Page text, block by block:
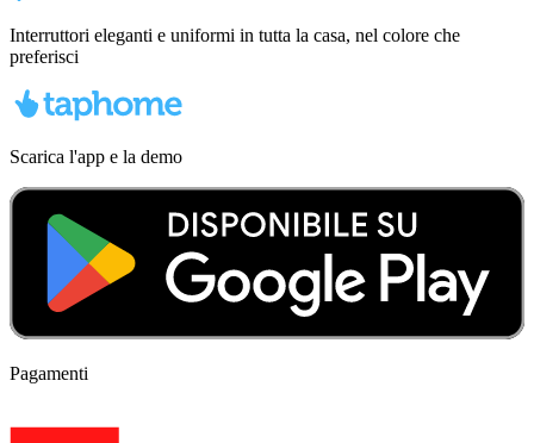
Interruttori eleganti e uniformi in tutta la casa, nel colore che
preferisci
Scarica l'app e la demo
Pagamenti